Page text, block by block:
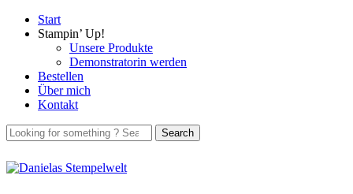
Start
Stampin’ Up!
Unsere Produkte
Demonstratorin werden
Bestellen
Über mich
Kontakt